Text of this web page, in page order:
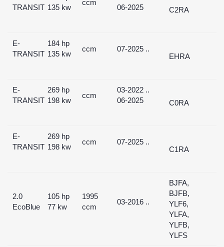
TRANSIT 135 kw
ccm
06-2025
C2RA
E-
TRANSIT
184 hp
135 kw
ccm
07-2025 ..
EHRA
E-
TRANSIT
269 hp
198 kw
ccm
03-2022 ..
06-2025
C0RA
E-
TRANSIT
269 hp
198 kw
ccm
07-2025 ..
C1RA
2.0
EcoBlue
105 hp
77 kw
1995
ccm
03-2016 ..
BJFA,
BJFB,
YLF6,
YLFA,
YLFB,
YLFS